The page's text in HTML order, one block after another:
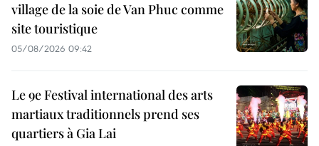
village de la soie de Van Phuc comme
site touristique
05/08/2026 09:42
Le 9e Festival international des arts
martiaux traditionnels prend ses
quartiers à Gia Lai